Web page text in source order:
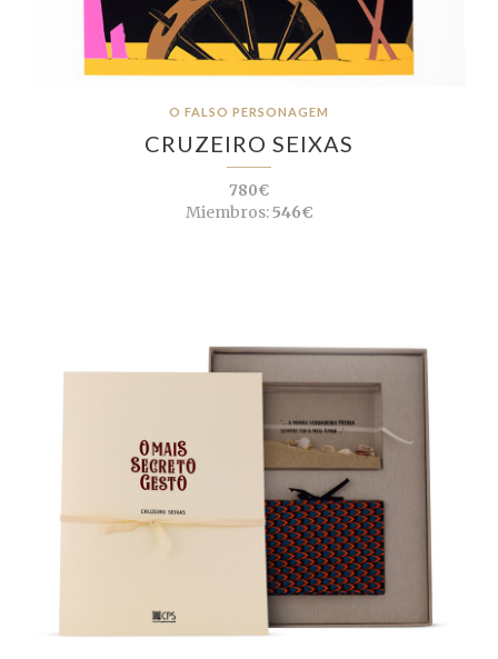
O FALSO PERSONAGEM
CRUZEIRO SEIXAS
780€
Miembros:546€